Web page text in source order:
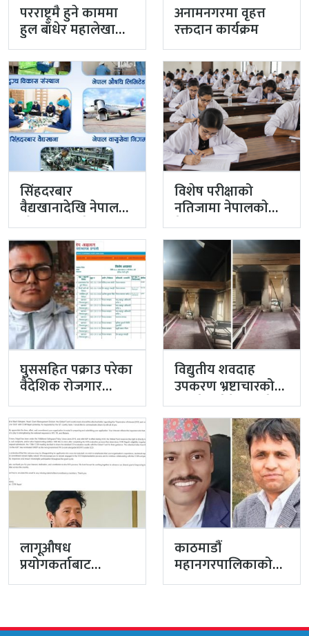
परराष्ट्रमै हुने काममा
हुल बाँधेर महालेखा
नियन्त्रक कार्यालयको
टोली मिसन…
अनामनगरमा वृहत्त
रक्तदान कार्यक्रम
सिंहदरबार
वैद्यखानादेखि नेपाल
औषधि लिमिटेडसम्म
प्रधानमन्त्रीको
प्राथमिकतामा
विशेष परीक्षाको
नतिजामा नेपालकाे
मेडिकल शिक्षाको
गुणस्तर अब्बल
घुससहित पक्राउ परेका
वैदेशिक रोजगार
विभागका नासु मस्राङ्गी
भ्रष्टाचारी ठहर
विद्युतीय शवदाह
उपकरण भ्रष्टाचारको
मुद्दा हेर्दा हेर्दैमा राखेर
टुंग्याइँदै
लागूऔषध
प्रयोगकर्ताबाट
सीसीएम उपाध्यक्ष
अध्यक्ष…
काठमाडौं
महानगरपालिकाको
प्रमुख प्रशासकीय
अख्तियारबाट ‘आउट’